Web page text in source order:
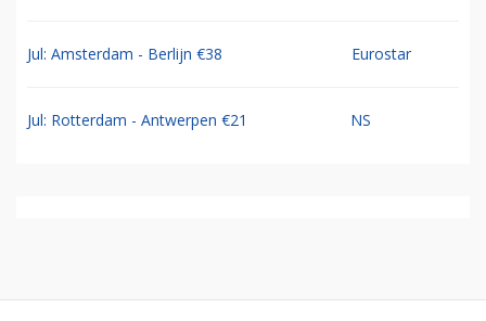
Jul: Amsterdam - Berlijn €38 Eurostar
Jul: Rotterdam - Antwerpen €21 NS